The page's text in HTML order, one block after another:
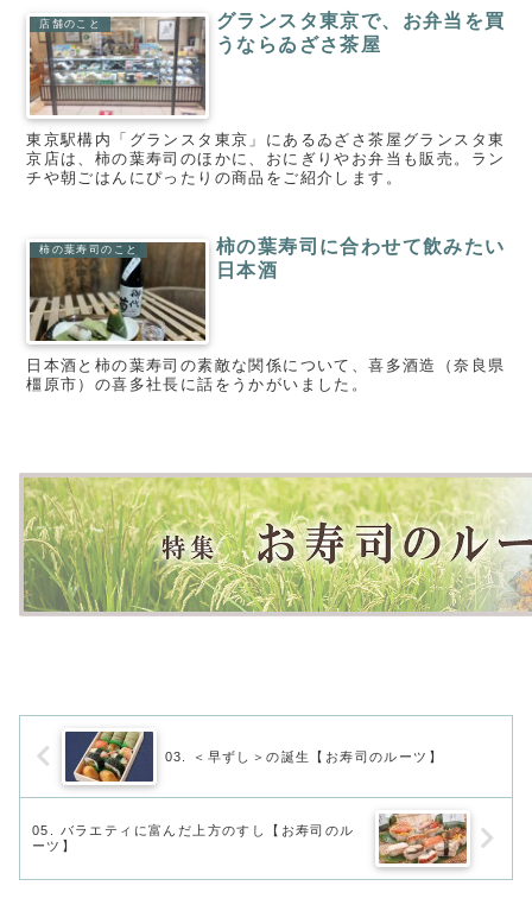
店舗のこと
グランスタ東京で、お弁当を買
うならゐざさ茶屋
東京駅構内「グランスタ東京」にあるゐざさ茶屋グランスタ東
京店は、柿の葉寿司のほかに、おにぎりやお弁当も販売。ラン
チや朝ごはんにぴったりの商品をご紹介します。
柿の葉寿司のこと
柿の葉寿司に合わせて飲みたい
日本酒
日本酒と柿の葉寿司の素敵な関係について、喜多酒造（奈良県
橿原市）の喜多社長に話をうかがいました。
03. ＜早ずし＞の誕生【お寿司のルーツ】
05. バラエティに富んだ上方のすし【お寿司のル
ーツ】